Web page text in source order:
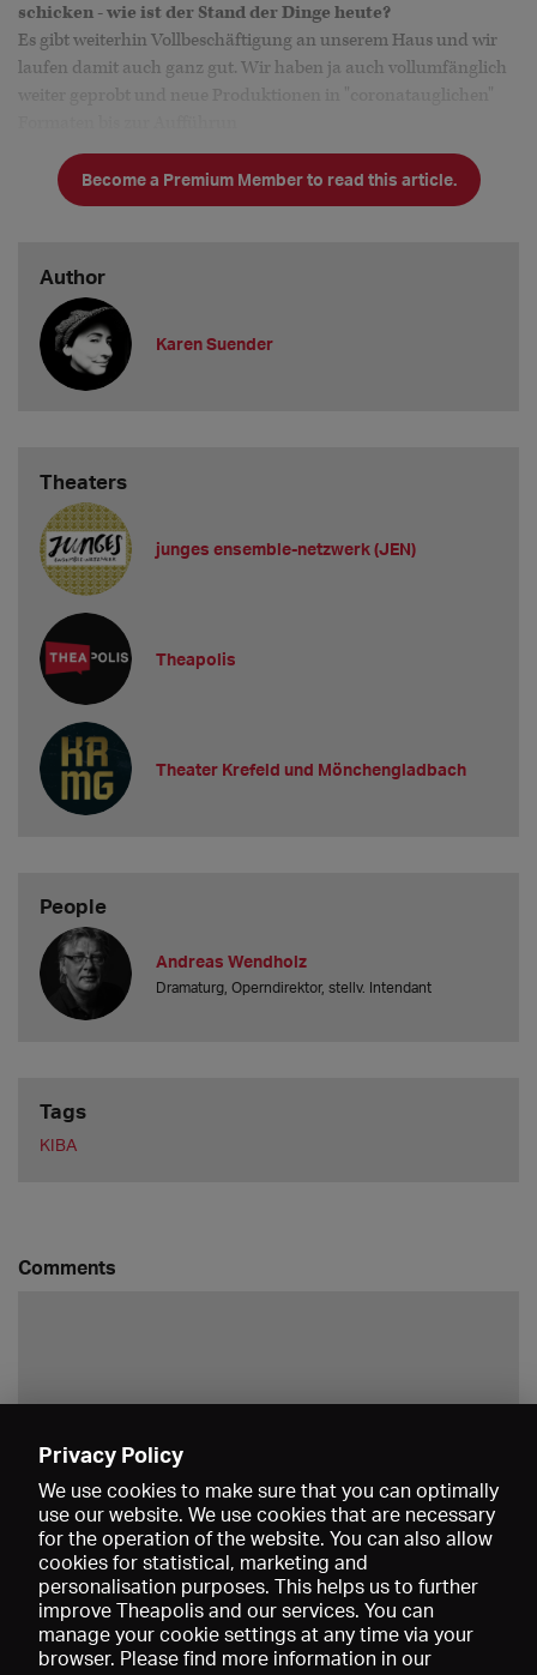
schicken - wie ist der Stand der Dinge heute?
Es gibt weiterhin Vollbeschäftigung an unserem Haus und wir
laufen damit auch ganz gut. Wir haben ja auch vollumfänglich
Become a Premium Member to read this article.
Author
Karen Suender
Theaters
junges ensemble-netzwerk (JEN)
Theapolis
Theater Krefeld und Mönchengladbach
People
Andreas Wendholz
Dramaturg, Operndirektor, stellv. Intendant
Tags
KIBA
Comments
Privacy Policy
We use cookies to make sure that you can optimally
use our website. We use cookies that are necessary
for the operation of the website. You can also allow
cookies for statistical, marketing and
personalisation purposes. This helps us to further
improve Theapolis and our services. You can
manage your cookie settings at any time via your
browser. Please find more information in our